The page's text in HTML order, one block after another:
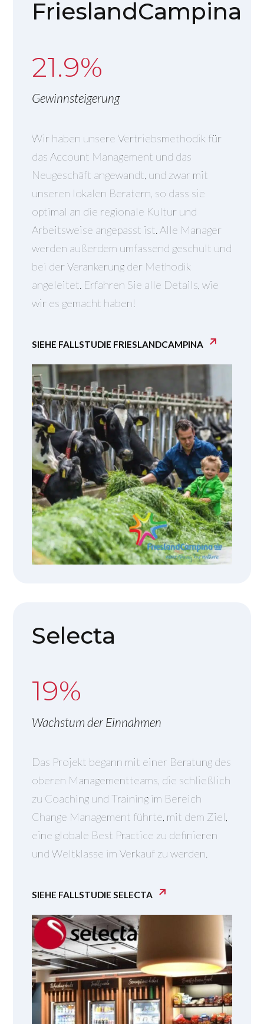
FrieslandCampina
21.9%
Gewinnsteigerung
Wir haben unsere Vertriebsmethodik für
das Account Management und das
Neugeschäft angewandt, und zwar mit
unseren lokalen Beratern, so dass sie
optimal an die regionale Kultur und
Arbeitsweise angepasst ist. Alle Manager
werden außerdem umfassend geschult und
bei der Verankerung der Methodik
angeleitet. Erfahren Sie alle Details, wie
wir es gemacht haben!
SIEHE FALLSTUDIE FRIESLANDCAMPINA
Selecta
19%
Wachstum der Einnahmen
Das Projekt begann mit einer Beratung des
oberen Managementteams, die schließlich
zu Coaching und Training im Bereich
Change Management führte, mit dem Ziel,
eine globale Best Practice zu definieren
und Weltklasse im Verkauf zu werden.
SIEHE FALLSTUDIE SELECTA